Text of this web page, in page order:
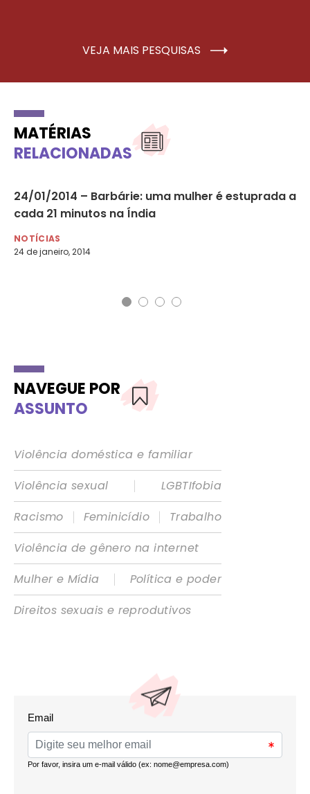
VEJA MAIS PESQUISAS
MATÉRIAS
RELACIONADAS
24/01/2014 – Barbárie: uma mulher é estuprada a
cada 21 minutos na Índia
NOTÍCIAS
24 de janeiro, 2014
NAVEGUE POR
ASSUNTO
Violência doméstica e familiar
Violência sexual
|
LGBTIfobia
Racismo
| Feminicídio |
Trabalho
Violência de gênero na internet
Mulher e Mídia
|
Política e poder
Direitos sexuais e reprodutivos